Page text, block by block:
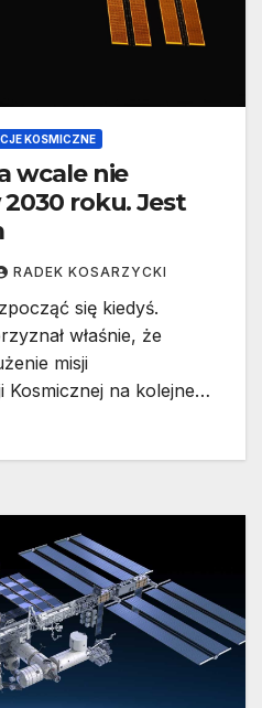
KOSMICZNE
wcale nie
roku. Jest
RADEK KOSARZYCKI
się kiedyś.
właśnie, że
misji
Kosmicznej na kolejne…